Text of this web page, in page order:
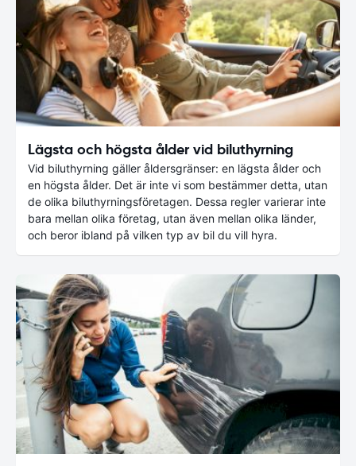
Lägsta och högsta ålder vid biluthyrning
Vid biluthyrning gäller åldersgränser: en lägsta ålder och
en högsta ålder. Det är inte vi som bestämmer detta, utan
de olika biluthyrningsföretagen. Dessa regler varierar inte
bara mellan olika företag, utan även mellan olika länder,
och beror ibland på vilken typ av bil du vill hyra.